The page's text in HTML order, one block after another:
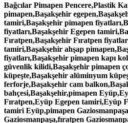
Bağcılar Pimapen Pencere,Plastik
pimapen,Başakşehir
tamiri,Başakşehir pimapen
fiyatları,Başakşehir Egepen
Fıratpen,Başakşehir Fıratpen
tamiri,Başakşehir ahşap
fiyatları,Başakşehir pimapen kapı
güvenlik kilidi,Başakşehir pimapen
küpeşte,Başakşehir alüminyum
ferforje,Başakşehir cam
bahçesi,Başakşehir,pimapen
Fıratpen,Eyüp Egepen tamiri,Eyüp
tamiri Eyüp,pimapen
Gaziosmanpaşa,fıratpen